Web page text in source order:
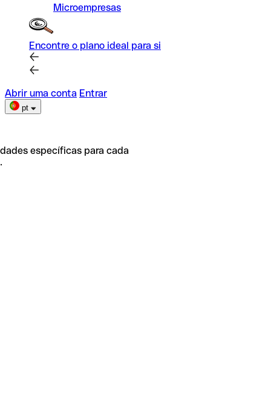
Microempresas
Encontre o plano ideal para si
Abrir uma conta Entrar
pt
específicas para cada